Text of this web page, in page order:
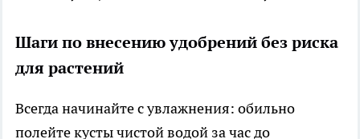
Шаги по внесению удобрений без риска
для растений
Всегда начинайте с увлажнения: обильно
полейте кусты чистой водой за час до